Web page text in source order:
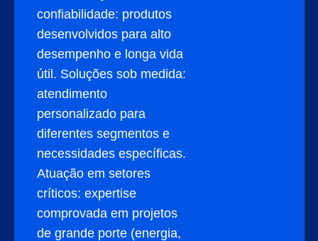
confiabilidade: produtos
desenvolvidos para alto
desempenho e longa vida
útil. Soluções sob medida:
atendimento
personalizado para
diferentes segmentos e
necessidades específicas.
Atuação em setores
críticos: expertise
comprovada em projetos
de grande porte (energia,